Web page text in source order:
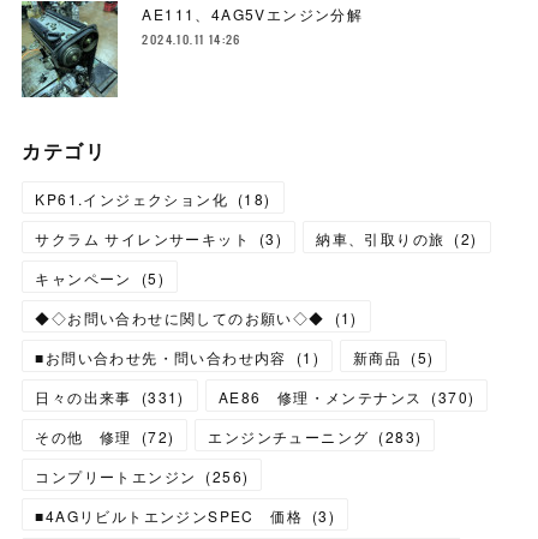
AE111、4AG5Vエンジン分解
2024.10.11 14:26
カテゴリ
KP61.インジェクション化 (18)
サクラム サイレンサーキット
(3) 納車、引取りの旅 (2)
キャンペーン
(5)
◆◇お問い合わせに関してのお願い◇◆
(1)
■お問い合わせ先・問い合わせ内容
(1 ) 新商品 (5)
日々の出来事
(331) AE86 修理・メンテナンス (370)
その他 修理
(72) エンジンチューニング (283)
コンプリートエンジン
(256)
■4AGリビルトエンジンSPEC 価格 (3)